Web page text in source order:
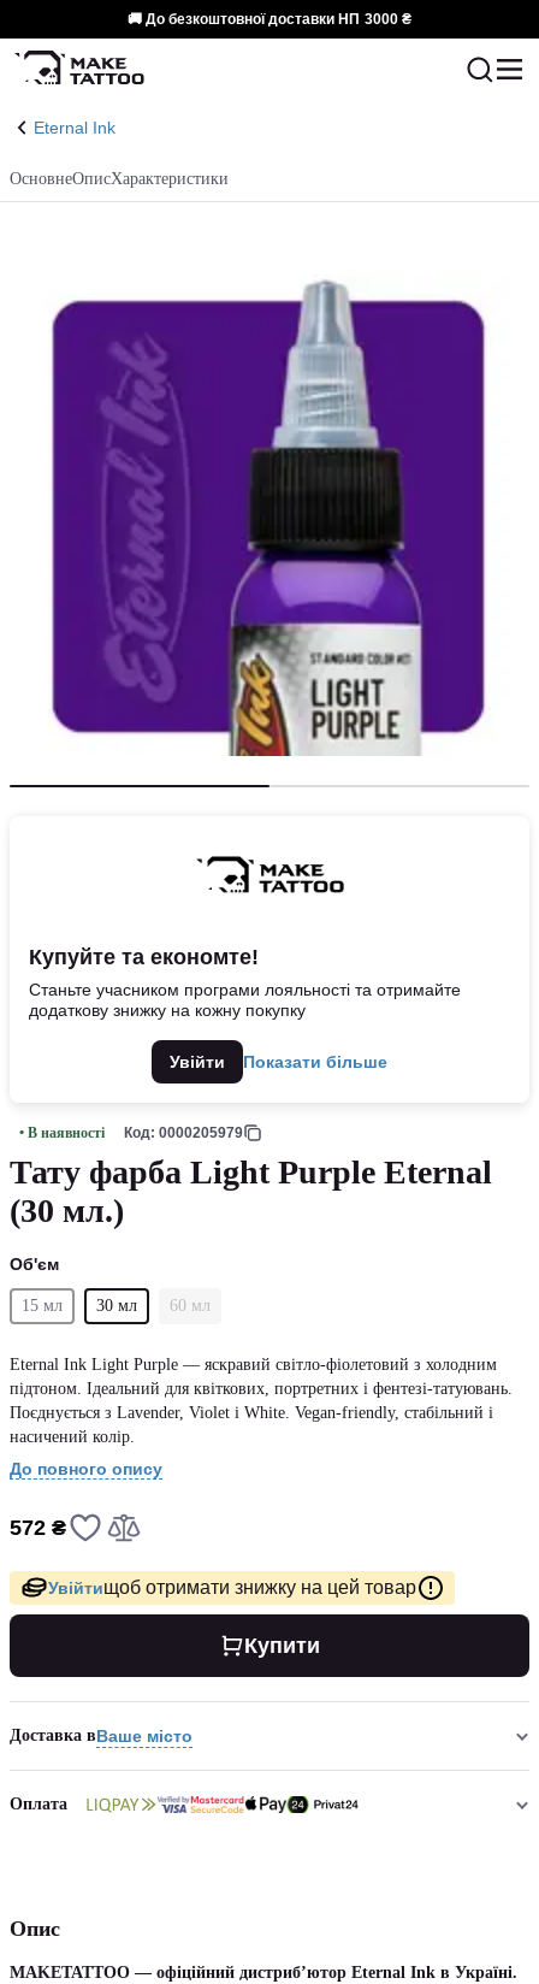
🚚 До безкоштовної доставки НП 3000 ₴
Eternal Ink
ОсновнеОписХарактеристики
Купуйте та економте!
Станьте учасником програми лояльності та отримайте
додаткову знижку на кожну покупку
Увійти Показати більше
• В наявності Код: 0000205979
Тату фарба Light Purple Eternal
(30 мл.)
Об'єм
15 мл 30 мл 60 мл
Eternal Ink Light Purple — яскравий світло-фіолетовий з холодним
підтоном. Ідеальний для квіткових, портретних і фентезі-татуювань.
Поєднується з Lavender, Violet і White. Vegan-friendly, стабільний і
насичений колір.
До повного опису
572 ₴
Увійтищоб отримати знижку на цей товар
Купити
Доставка вВаше місто
Оплата
Опис
MAKETATTOO — офіційний дистриб’ютор Eternal Ink в Україні.